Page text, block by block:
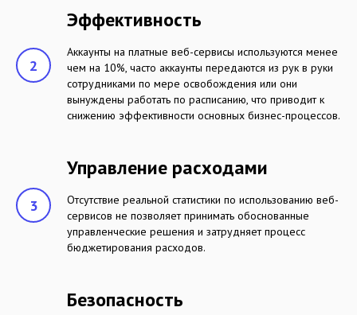
Эффективность
Аккаунты на платные веб-сервисы используются менее
чем на 10%, часто аккаунты передаются из рук в руки
сотрудниками по мере освобождения или они
вынуждены работать по расписанию, что приводит к
снижению эффективности основных бизнес-процессов.
Управление расходами
Отсутствие реальной статистики по использованию веб-
сервисов не позволяет принимать обоснованные
управленческие решения и затрудняет процесс
бюджетирования расходов.
Безопасность